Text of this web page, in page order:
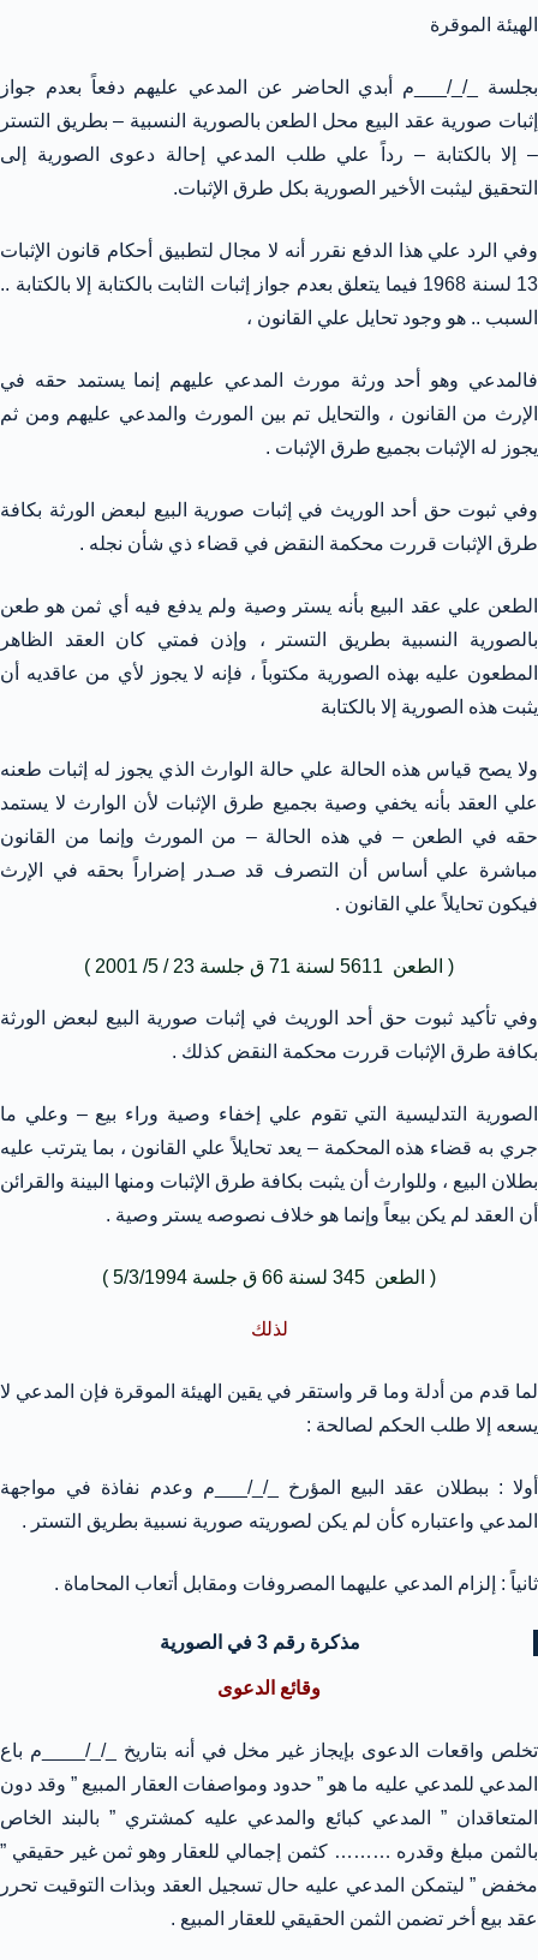
الهيئة الموقرة
بجلسة _/_/___م أبدي الحاضر عن المدعي عليهم دفعاً بعدم جواز
إثبات صورية عقد البيع محل الطعن بالصورية النسبية – بطريق التستر
– إلا بالكتابة – رداً علي طلب المدعي إحالة دعوى الصورية إلى
التحقيق ليثبت الأخير الصورية بكل طرق الإثبات.
وفي الرد علي هذا الدفع نقرر أنه لا مجال لتطبيق أحكام قانون الإثبات
13 لسنة 1968 فيما يتعلق بعدم جواز إثبات الثابت بالكتابة إلا بالكتابة ..
السبب .. هو وجود تحايل علي القانون ،
فالمدعي وهو أحد ورثة مورث المدعي عليهم إنما يستمد حقه في
الإرث من القانون ، والتحايل تم بين المورث والمدعي عليهم ومن ثم
يجوز له الإثبات بجميع طرق الإثبات .
وفي ثبوت حق أحد الوريث في إثبات صورية البيع لبعض الورثة بكافة
طرق الإثبات قررت محكمة النقض في قضاء ذي شأن نجله .
الطعن علي عقد البيع بأنه يستر وصية ولم يدفع فيه أي ثمن هو طعن
بالصورية النسبية بطريق التستر ، وإذن فمتي كان العقد الظاهر
المطعون عليه بهذه الصورية مكتوباً ، فإنه لا يجوز لأي من عاقديه أن
يثبت هذه الصورية إلا بالكتابة
ولا يصح قياس هذه الحالة علي حالة الوارث الذي يجوز له إثبات طعنه
علي العقد بأنه يخفي وصية بجميع طرق الإثبات لأن الوارث لا يستمد
حقه في الطعن – في هذه الحالة – من المورث وإنما من القانون
مباشرة علي أساس أن التصرف قد صـدر إضراراً بحقه في الإرث
فيكون تحايلاً علي القانون .
( الطعن 5611 لسنة 71 ق جلسة 23 / 5/ 2001 )
وفي تأكيد ثبوت حق أحد الوريث في إثبات صورية البيع لبعض الورثة
بكافة طرق الإثبات قررت محكمة النقض كذلك .
الصورية التدليسية التي تقوم علي إخفاء وصية وراء بيع – وعلي ما
جري به قضاء هذه المحكمة – يعد تحايلاً علي القانون ، بما يترتب عليه
بطلان البيع ، وللوارث أن يثبت بكافة طرق الإثبات ومنها البينة والقرائن
أن العقد لم يكن بيعاً وإنما هو خلاف نصوصه يستر وصية .
( الطعن 345 لسنة 66 ق جلسة 5/3/1994 )
لذلك
لما قدم من أدلة وما قر واستقر في يقين الهيئة الموقرة فإن المدعي لا
يسعه إلا طلب الحكم لصالحة :
أولا : ببطلان عقد البيع المؤرخ _/_/___م وعدم نفاذة في مواجهة
المدعي واعتباره كأن لم يكن لصوريته صورية نسبية بطريق التستر .
ثانياً : إلزام المدعي عليهما المصروفات ومقابل أتعاب المحاماة .
مذكرة رقم 3 في الصورية
وقائع الدعوى
تخلص واقعات الدعوى بإيجاز غير مخل في أنه بتاريخ _/_/____م باع
المدعي للمدعي عليه ما هو ” حدود ومواصفات العقار المبيع ” وقد دون
المتعاقدان ” المدعي كبائع والمدعي عليه كمشتري ” بالبند الخاص
بالثمن مبلغ وقدره ……… كثمن إجمالي للعقار وهو ثمن غير حقيقي ”
مخفض ” ليتمكن المدعي عليه حال تسجيل العقد وبذات التوقيت تحرر
عقد بيع أخر تضمن الثمن الحقيقي للعقار المبيع .